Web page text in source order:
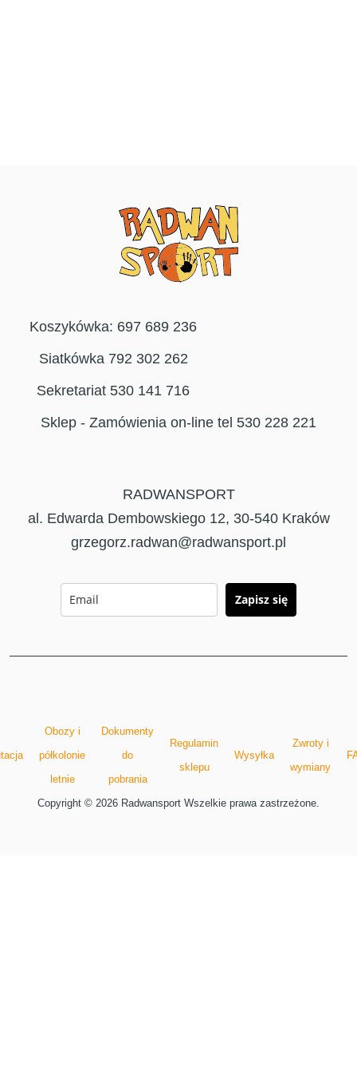
Koszykówka: 697 689 236
Siatkówka 792 302 262
Sekretariat 530 141 716
Sklep - Zamówienia on-line tel 530 228 221
RADWANSPORT
al. Edwarda Dembowskiego 12, 30-540 Kraków
grzegorz.radwan@radwansport.pl
Zapisz się
Obozy i
półkolonie
letnie
Dokumenty
do
pobrania
Regulamin
sklepu
Wysyłka
Zwroty i
wymiany
Copyright © 2026 Radwansport Wszelkie prawa zastrzeżone.